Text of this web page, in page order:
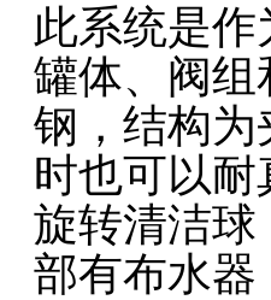
此系统是
罐体、阀组
钢，结构为
时也可以
旋转清洁球
部有布水器